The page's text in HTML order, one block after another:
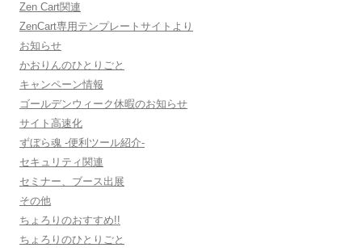
Zen Cart関連
ZenCart専用テンプレートサイトより
お知らせ
かおりんのひとりごと
キャンペーン情報
ゴールデンウィーク休暇のお知らせ
サイト高速化
ずぼら魂 -便利ツール紹介-
セキュリティ関連
セミナー、ブース出展
その他
ちょろりのおすすめ!!
ちょろりのひとりごと